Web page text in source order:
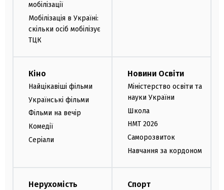
мобілізації
Мобілізація в Україні:
скільки осіб мобілізує
ТЦК
Кіно
Найцікавіші фільми
Українські фільми
Фільми на вечір
Комедії
Серіали
Новини Освіти
Міністерство освіти та
науки України
Школа
НМТ 2026
Саморозвиток
Навчання за кордоном
Нерухомість Спорт